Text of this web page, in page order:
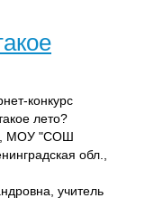
конкурс
лето?
МОУ "СОШ
обл.,
учитель